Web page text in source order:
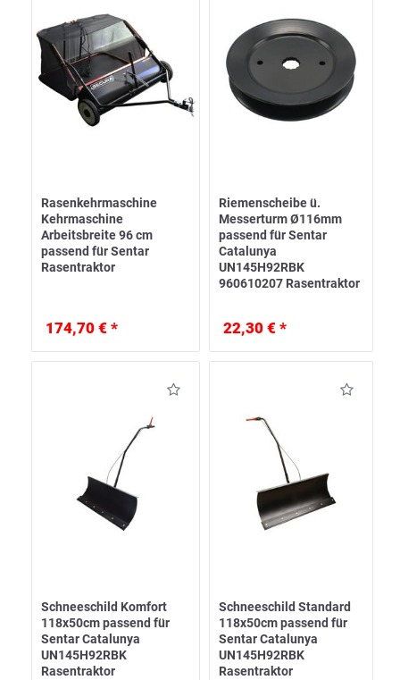
Rasenkehrmaschine
Kehrmaschine
Arbeitsbreite 96 cm
passend für Sentar
Rasentraktor
174,70 € *
Riemenscheibe ü.
Messerturm Ø116mm
passend für Sentar
Catalunya
UN145H92RBK
960610207 Rasentraktor
22,30 € *
Schneeschild Komfort
118x50cm passend für
Sentar Catalunya
UN145H92RBK
Rasentraktor
Schneeschild Standard
118x50cm passend für
Sentar Catalunya
UN145H92RBK
Rasentraktor